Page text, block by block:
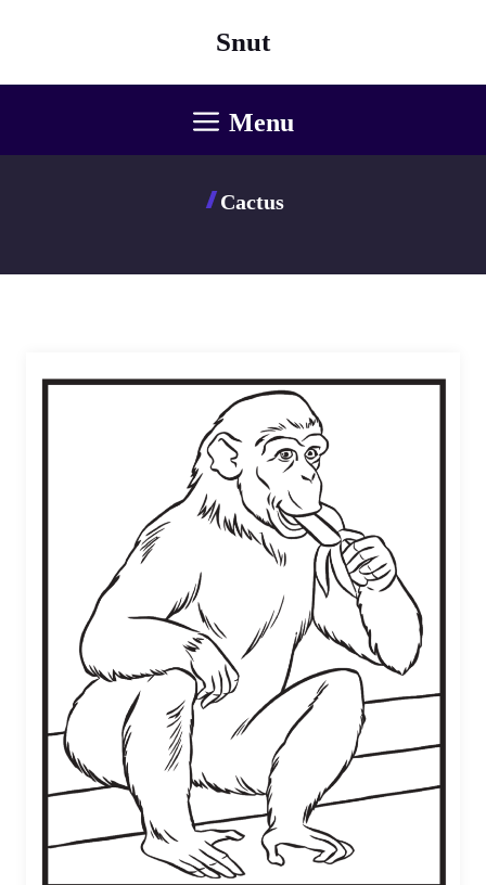
Snut
Menu
Cactus